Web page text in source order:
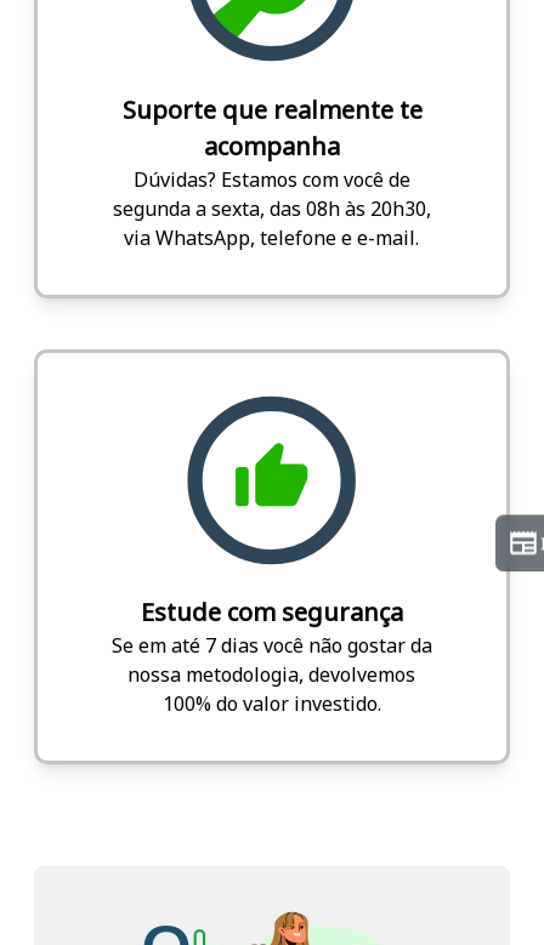
Suporte que realmente te
acompanha
Dúvidas? Estamos com você de
segunda a sexta, das 08h às 20h30,
via WhatsApp, telefone e e-mail.
Estude com segurança
Se em até 7 dias você não gostar da
nossa metodologia, devolvemos
100% do valor investido.